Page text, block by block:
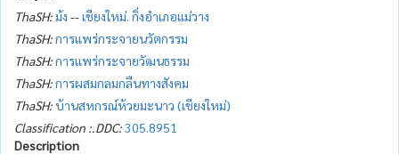
ThaSH:ม้ง --เชียงใหม่. กิ่งอำเภอแม่วาง
ThaSH:การแพร่กระจายนวัตกรรม
ThaSH:การแพร่กระจายวัฒนธรรม
ThaSH:การผสมกลมกลืนทางสังคม
ThaSH:บ้านสหกรณ์ห้วยมะนาว (เชียงใหม่)
Classification :.DDC:305.8951
Description